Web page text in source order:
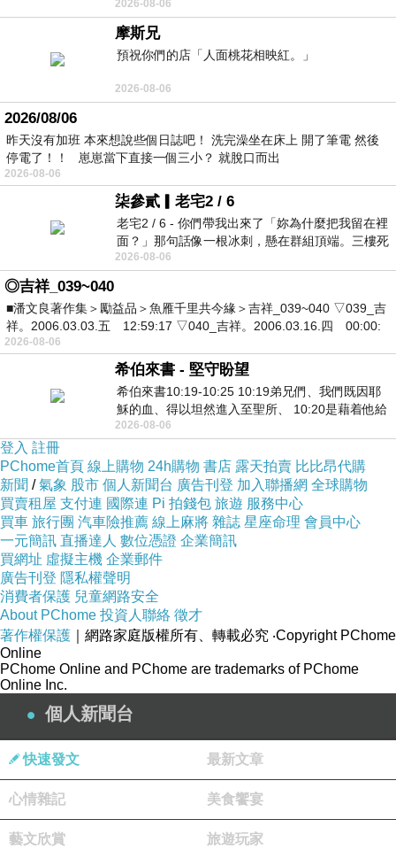
去的 B12 彌可保並非沒有吸收而是超
2026-08-06
摩斯兄
預祝你們的店「人面桃花相映紅。」
2026-08-06
2026/08/06
昨天沒有加班 本來想說些個日誌吧！ 洗完澡坐在床上 開了筆電 然後
停電了！！ 崽崽當下直接一個三小？ 就脫口而出
2026-08-06
柒參貳▎老宅2 / 6
老宅2 / 6 - 你們帶我出來了「妳為什麼把我留在裡
面？」那句話像一根冰刺，懸在群組頂端。三樓死
死盯著照片裡的人。那個人確實站在
2026-08-06
◎吉祥_039~040
■潘文良著作集＞勵益品＞魚雁千里共今緣＞吉祥_039~040 ▽039_吉
祥。2006.03.03.五 12:59:17 ▽040_吉祥。2006.03.16.四 00:00:
2026-08-06
希伯來書 - 堅守盼望
希伯來書10:19-10:25 10:19弟兄們、我們既因耶
穌的血、得以坦然進入至聖所、 10:20是藉着他給
我們開了一條又新又活的路從幔子經過
2026-08-06
登入 註冊
PChome首頁 線上購物 24h購物 書店 露天拍賣 比比昂代購
新聞 /氣象 股市 個人新聞台 廣告刊登 加入聯播網 全球購物
買賣租屋 支付連 國際連 Pi 拍錢包 旅遊 服務中心
買車 旅行團 汽車險推薦 線上麻將 雜誌 星座命理 會員中心
一元簡訊 直播達人 數位憑證 企業簡訊
買網址 虛擬主機 企業郵件
廣告刊登 隱私權聲明
消費者保護 兒童網路安全
About PChome 投資人聯絡 徵才
著作權保護 ｜網路家庭版權所有、轉載必究 ‧Copyright PChome
Online
PChome Online and PChome are trademarks of PChome
Online Inc.
個人新聞台
快速發文 最新文章
心情雜記 美食饗宴
藝文欣賞 旅遊玩家